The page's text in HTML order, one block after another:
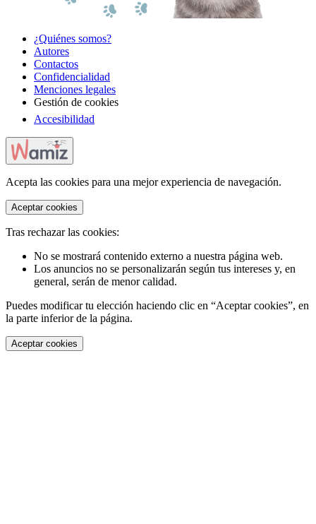
¿Quiénes somos?
Autores
Contactos
Confidencialidad
Menciones legales
Gestión de cookies
Accesibilidad
Acepta las cookies para una mejor experiencia de navegación.
Aceptar cookies
Tras rechazar las cookies:
No se mostrará contenido externo a nuestra página web.
Los anuncios no se personalizarán según tus intereses y, en
general, serán de menor calidad.
Puedes modificar tu elección haciendo clic en “Aceptar cookies”, en
la parte inferior de la página.
Aceptar cookies